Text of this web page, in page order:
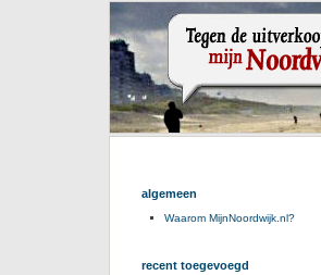
algemeen
Waarom MijnNoordwijk.nl?
recent toegevoegd